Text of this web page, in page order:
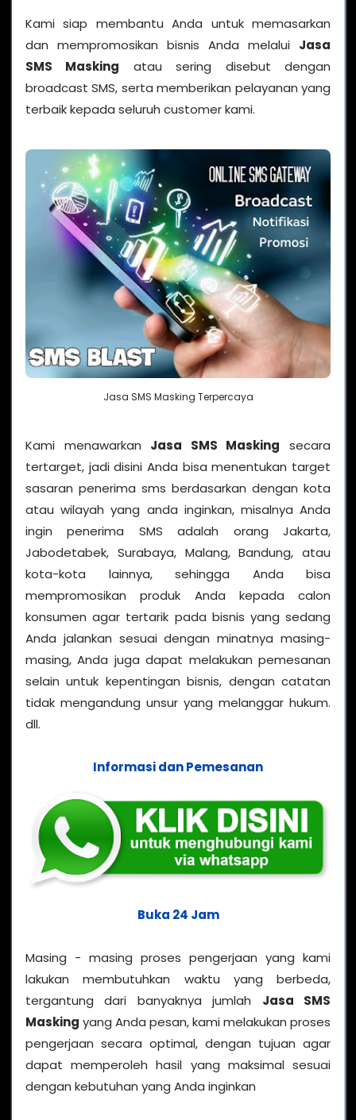
Kami siap membantu Anda untuk memasarkan
dan mempromosikan bisnis Anda melalui Jasa
SMS Masking atau sering disebut dengan
broadcast SMS, serta memberikan pelayanan yang
terbaik kepada seluruh customer kami.
Jasa SMS Masking Terpercaya
Kami menawarkan Jasa SMS Masking secara
tertarget, jadi disini Anda bisa menentukan target
sasaran penerima sms berdasarkan dengan kota
atau wilayah yang anda inginkan, misalnya Anda
ingin penerima SMS adalah orang Jakarta,
Jabodetabek, Surabaya, Malang, Bandung, atau
kota-kota lainnya, sehingga Anda bisa
mempromosikan produk Anda kepada calon
konsumen agar tertarik pada bisnis yang sedang
Anda jalankan sesuai dengan minatnya masing-
masing, Anda juga dapat melakukan pemesanan
selain untuk kepentingan bisnis, dengan catatan
tidak mengandung unsur yang melanggar hukum.
dll.
Informasi dan Pemesanan
Buka 24 Jam
Masing - masing proses pengerjaan yang kami
lakukan membutuhkan waktu yang berbeda,
tergantung dari banyaknya jumlah Jasa SMS
Masking yang Anda pesan, kami melakukan proses
pengerjaan secara optimal, dengan tujuan agar
dapat memperoleh hasil yang maksimal sesuai
dengan kebutuhan yang Anda inginkan